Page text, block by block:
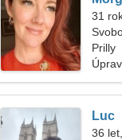
31
Prilly
Luc
36